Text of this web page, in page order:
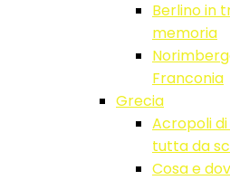
Berlino in
memoria
Franconia
Grecia
Acropoli
tutta da
Cosa e